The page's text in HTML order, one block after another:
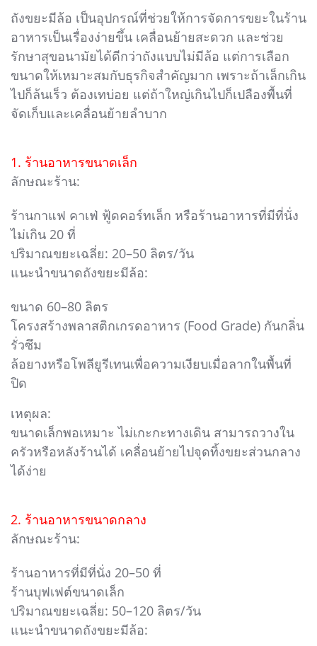
ถังขยะมีล้อ เป็นอุปกรณ์ที่ช่วยให้การจัดการขยะในร้าน
อาหารเป็นเรื่องง่ายขึ้น เคลื่อนย้ายสะดวก และช่วย
รักษาสุขอนามัยได้ดีกว่าถังแบบไม่มีล้อ แต่การเลือก
ขนาดให้เหมาะสมกับธุรกิจสำคัญมาก เพราะถ้าเล็กเกิน
ไปก็ล้นเร็ว ต้องเทบ่อย แต่ถ้าใหญ่เกินไปก็เปลืองพื้นที่
จัดเก็บและเคลื่อนย้ายลำบาก
1. ร้านอาหารขนาดเล็ก
ลักษณะร้าน:
ร้านกาแฟ คาเฟ่ ฟู้ดคอร์ทเล็ก หรือร้านอาหารที่มีที่นั่ง
ไม่เกิน 20 ที่
ปริมาณขยะเฉลี่ย: 20–50 ลิตร/วัน
แนะนำขนาดถังขยะมีล้อ:
ขนาด 60–80 ลิตร
โครงสร้างพลาสติกเกรดอาหาร (Food Grade) กันกลิ่น
รั่วซึม
ล้อยางหรือโพลียูรีเทนเพื่อความเงียบเมื่อลากในพื้นที่
ปิด
เหตุผล:
ขนาดเล็กพอเหมาะ ไม่เกะกะทางเดิน สามารถวางใน
ครัวหรือหลังร้านได้ เคลื่อนย้ายไปจุดทิ้งขยะส่วนกลาง
ได้ง่าย
2. ร้านอาหารขนาดกลาง
ลักษณะร้าน:
ร้านอาหารที่มีที่นั่ง 20–50 ที่
ร้านบุฟเฟต์ขนาดเล็ก
ปริมาณขยะเฉลี่ย: 50–120 ลิตร/วัน
แนะนำขนาดถังขยะมีล้อ: